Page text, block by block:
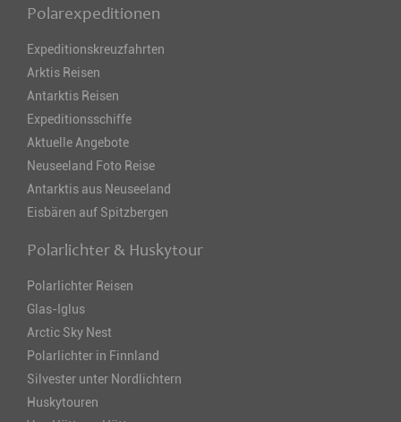
Polarexpeditionen
Expeditionskreuzfahrten
Arktis Reisen
Antarktis Reisen
Expeditionsschiffe
Aktuelle Angebote
Neuseeland Foto Reise
Antarktis aus Neuseeland
Eisbären auf Spitzbergen
Polarlichter & Huskytour
Polarlichter Reisen
Glas-Iglus
Arctic Sky Nest
Polarlichter in Finnland
Silvester unter Nordlichtern
Huskytouren